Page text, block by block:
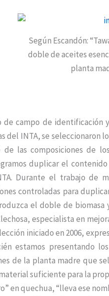
Según Escandón:
doble de aceites
planta
campo de identificación
del INTA, se seleccionaron
de las composiciones de
duplicar el
Durante el trabajo de
controladas para
el doble de
especialista en
iniciado en 2006,
estamos presentando
de la planta madre que
suficiente para la
en quechua, “lleva ese